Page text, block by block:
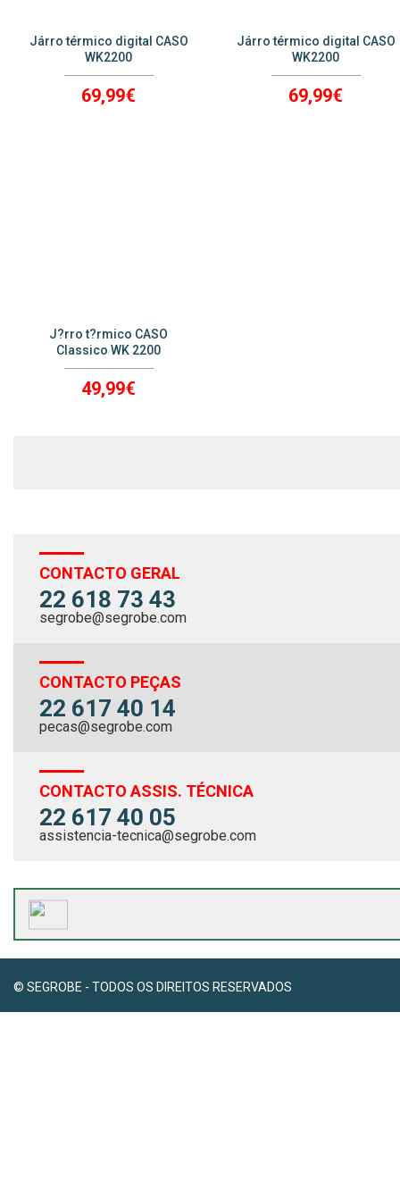
Járro térmico digital CASO
WK2200
69,99€
Járro térmico digital CASO
WK2200
69,99€
J?rro t?rmico CASO
Classico WK 2200
49,99€
CONTACTO GERAL
22 618 73 43
segrobe@segrobe.com
CONTACTO PEÇAS
22 617 40 14
pecas@segrobe.com
CONTACTO ASSIS. TÉCNICA
22 617 40 05
assistencia-tecnica@segrobe.com
© SEGROBE - TODOS OS DIREITOS RESERVADOS